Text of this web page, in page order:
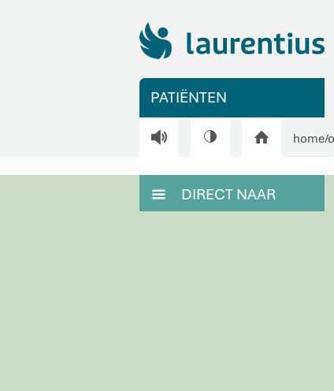
PATIËNTEN
V H home/
M DIRECT NAAR